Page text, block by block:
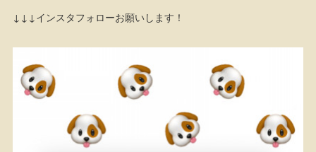
↓↓↓インスタフォローお願いします！